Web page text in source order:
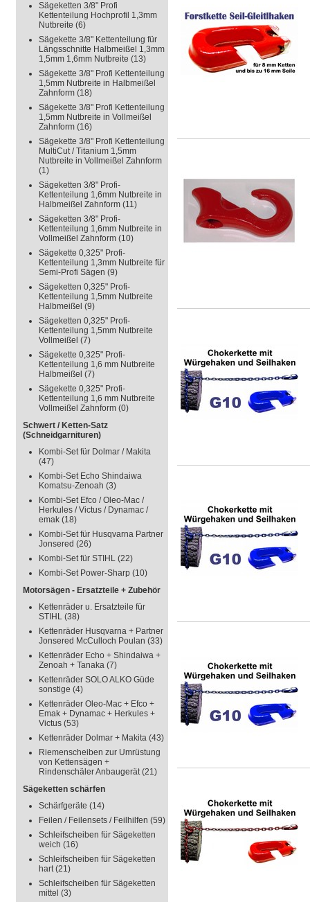
Sägeketten 3/8" Profi
Kettenteilung Hochprofil 1,3mm
Nutbreite (6)
Sägekette 3/8" Kettenteilung für
Längsschnitte Halbmeißel 1,3mm
1,5mm 1,6mm Nutbreite (13)
Sägekette 3/8" Profi Kettenteilung
1,5mm Nutbreite in Halbmeißel
Zahnform (18)
Sägekette 3/8" Profi Kettenteilung
1,5mm Nutbreite in Vollmeißel
Zahnform (16)
Sägekette 3/8" Profi Kettenteilung
MultiCut / Titanium 1,5mm
Nutbreite in Vollmeißel Zahnform
(1)
Sägeketten 3/8" Profi-
Kettenteilung 1,6mm Nutbreite in
Halbmeißel Zahnform (11)
Sägeketten 3/8" Profi-
Kettenteilung 1,6mm Nutbreite in
Vollmeißel Zahnform (10)
Sägekette 0,325" Profi-
Kettenteilung 1,3mm Nutbreite für
Semi-Profi Sägen (9)
Sägeketten 0,325" Profi-
Kettenteilung 1,5mm Nutbreite
Halbmeißel (9)
Sägeketten 0,325" Profi-
Kettenteilung 1,5mm Nutbreite
Vollmeißel (7)
Sägekette 0,325" Profi-
Kettenteilung 1,6 mm Nutbreite
Halbmeißel (7)
Sägekette 0,325" Profi-
Kettenteilung 1,6 mm Nutbreite
Vollmeißel Zahnform (0)
Schwert / Ketten-Satz
(Schneidgarnituren)
Kombi-Set für Dolmar / Makita
(47)
Kombi-Set Echo Shindaiwa
Komatsu-Zenoah (3)
Kombi-Set Efco / Oleo-Mac /
Herkules / Victus / Dynamac /
emak (18)
Kombi-Set für Husqvarna Partner
Jonsered (26)
Kombi-Set für STIHL (22)
Kombi-Set Power-Sharp (10)
Motorsägen - Ersatzteile + Zubehör
Kettenräder u. Ersatzteile für
STIHL (38)
Kettenräder Husqvarna + Partner
Jonsered McCulloch Poulan (33)
Kettenräder Echo + Shindaiwa +
Zenoah + Tanaka (7)
Kettenräder SOLO ALKO Güde
sonstige (4)
Kettenräder Oleo-Mac + Efco +
Emak + Dynamac + Herkules +
Victus (53)
Kettenräder Dolmar + Makita (43)
Riemenscheiben zur Umrüstung
von Kettensägen +
Rindenschäler Anbaugerät(21)
Sägeketten schärfen
Schärfgeräte (14)
Feilen / Feilensets / Feilhilfen (59)
Schleifscheiben für Sägeketten
weich (16)
Schleifscheiben für Sägeketten
hart(21)
Schleifscheiben für Sägeketten
mittel (3)